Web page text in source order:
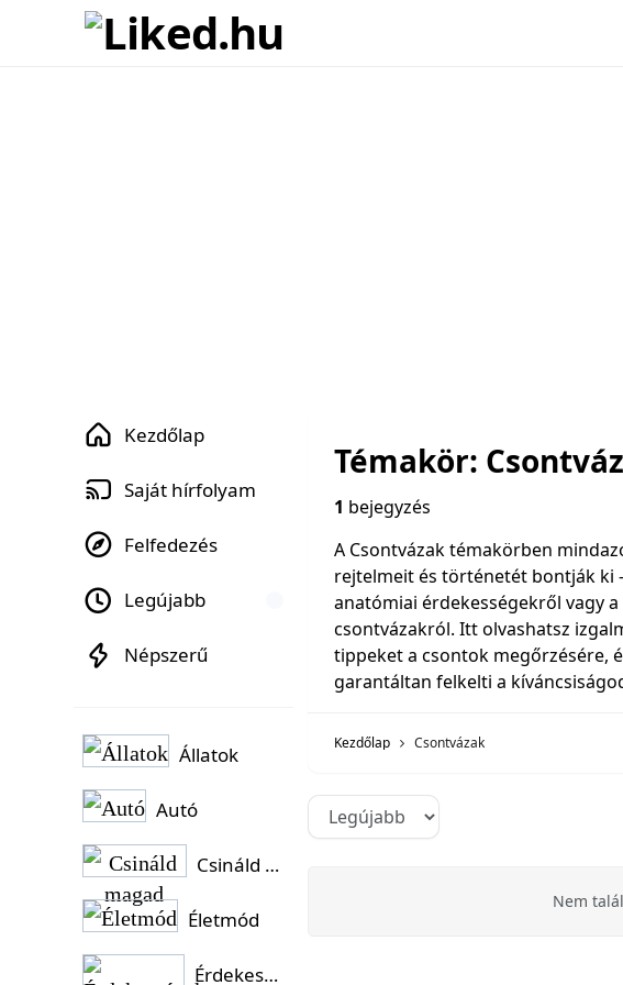
Témakör:
1 bejegyzés
A Csontvázak témakörben
rejtelmeit és történetét bontják ki
anatómiai érdekességekről vagy
csontvázakról. Itt olvashatsz
tippeket a csontok megőrzésére,
garantáltan felkelti a
Kezdőlap Csontvázak
Nem
Kezdőlap
Saját hírfolyam
Felfedezés
Legújabb
Népszerű
Állatok
Autó
Csináld magad
Életmód
Érdekességek